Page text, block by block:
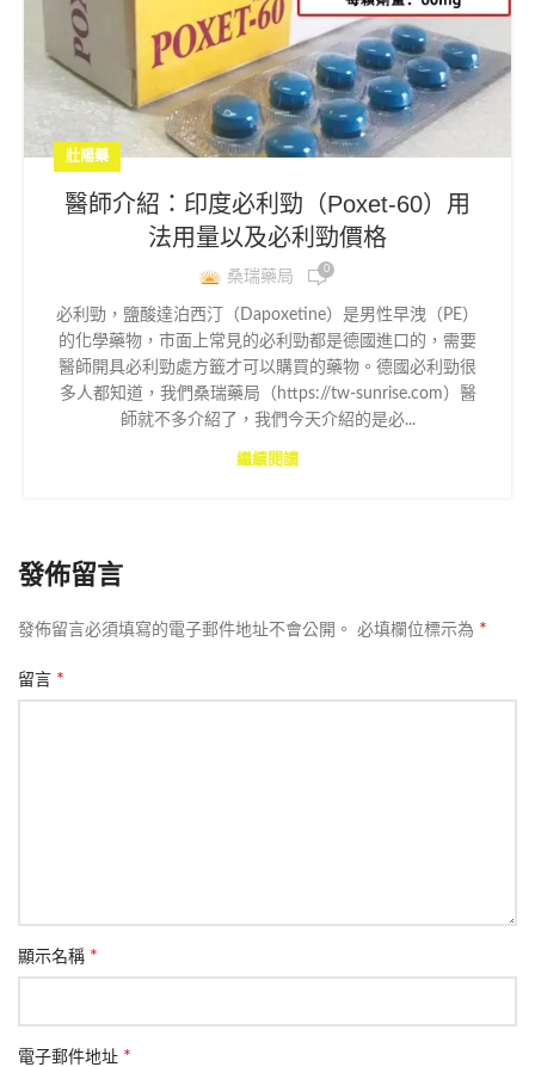
壯陽藥
醫師介紹：印度必利勁（Poxet-60）用
法用量以及必利勁價格
桑瑞藥局 0
必利勁，鹽酸達泊西汀（Dapoxetine）是男性早洩（PE）
的化學藥物，市面上常見的必利勁都是德國進口的，需要
醫師開具必利勁處方籤才可以購買的藥物。德國必利勁很
多人都知道，我們桑瑞藥局（https://tw-sunrise.com）醫
師就不多介紹了，我們今天介紹的是必...
繼續閱讀
發佈留言
發佈留言必須填寫的電子郵件地址不會公開。 必填欄位標示為 *
留言 *
顯示名稱 *
電子郵件地址 *